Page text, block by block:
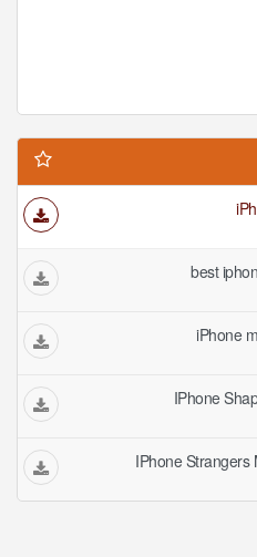
best
iPhone
IPhone
IPhone Strangers